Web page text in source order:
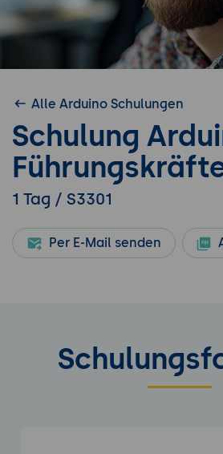
Alle Arduino Schulungen
Schulung
1 Tag / S3301
Per E-Mail senden